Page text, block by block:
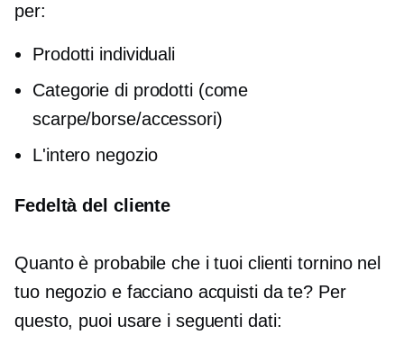
per:
Prodotti individuali
Categorie di prodotti (come
scarpe/borse/accessori)
L'intero negozio
Fedeltà del cliente
Quanto è probabile che i tuoi clienti tornino nel
tuo negozio e facciano acquisti da te? Per
questo, puoi usare i seguenti dati: